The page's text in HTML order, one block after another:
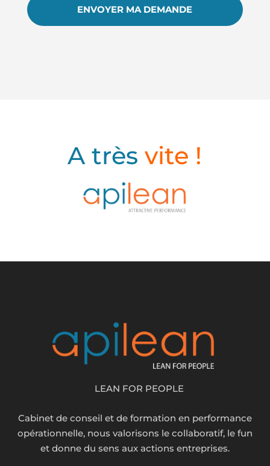
P
T
A trèsvite !
LEAN FOR PEOPLE
Cabinet de conseil et de formation en performance
opérationnelle, nous valorisons le collaboratif, le fun
et donne du sens aux actions entreprises.